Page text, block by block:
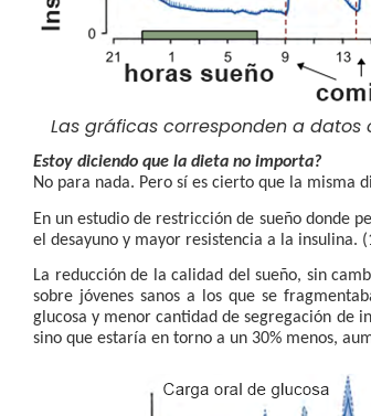
Las gráficas corresponden a
Estoy diciendo que la dieta no importa?
No para nada. Pero sí es cierto que la misma
En un estudio de restricción de sueño donde
el desayuno y mayor resistencia a la insulina.
La reducción de la calidad del sueño, sin
sobre jóvenes sanos a los que se
glucosa y menor cantidad de segregación de
sino que estaría en torno a un 30% menos,